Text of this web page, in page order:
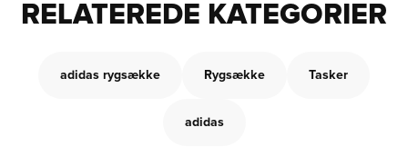
RELATEREDE KATEGORIER
adidas rygsække Rygsække Tasker
adidas